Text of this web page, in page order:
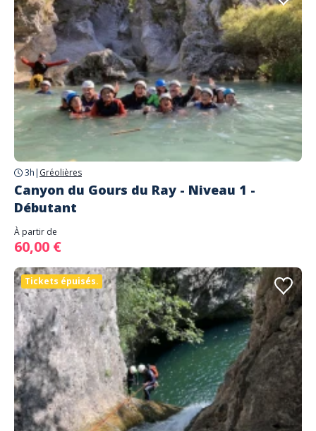
3h | Gréolières
Canyon du Gours du Ray - Niveau 1 -
Débutant
À partir de
60,00 €
Tickets épuisés.